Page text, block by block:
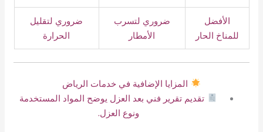
الأفضل
للمناخ الحار
ضروري لتسرب
الأمطار
ضروري لتقليل
الحرارة
المزايا الإضافية في خدمات الرياض
تقديم تقرير فني بعد العزل يوضح المواد المستخدمة
ونوع العزل.